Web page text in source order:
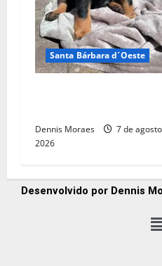
Santa Bárbara d´Oeste
Dennis Moraes
7 de
2026
Desenvolvido por Dennis